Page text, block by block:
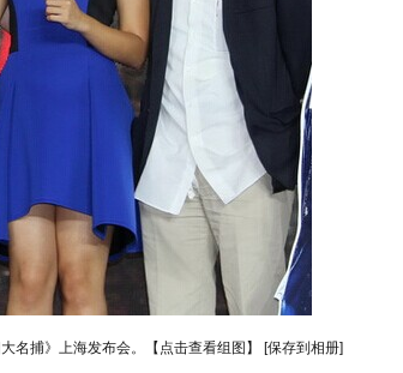
名捕》上海发布会。【点击查看组图】 [保存到相册]